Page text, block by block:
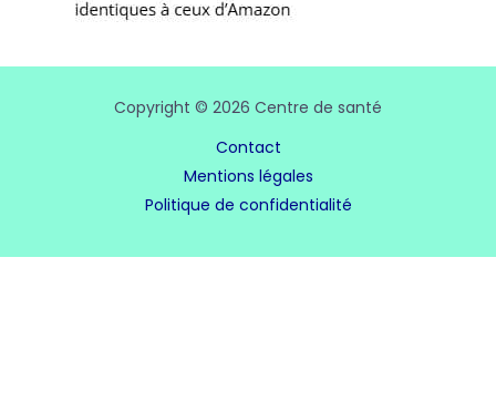
Copyright © 2026 Centre de santé
Contact
Mentions légales
Politique de confidentialité